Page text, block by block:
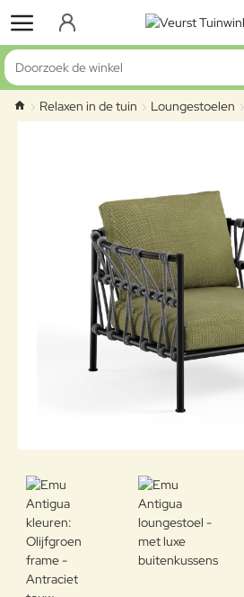
Doorzoek de winkel
home
Relaxen in de tuin Loungestoelen